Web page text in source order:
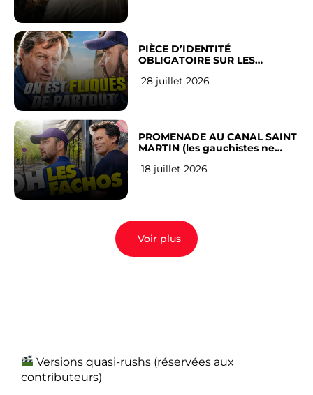
PIÈCE D’IDENTITÉ
OBLIGATOIRE SUR LES
Français
28 juillet 2026
PROMENADE AU CANAL SAINT
MARTIN (les gauchistes ne
18 juillet 2026
Voir plus
Versions quasi-rushs (réservées aux
contributeurs)